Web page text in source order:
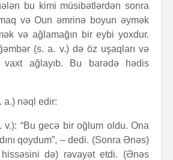
bu kimi müsibətlərdən sonra
və Oun əmrinə boyun əymək
və ağlamağın bir eybi yoxdur.
(s. a. v.) də öz uşaqları və
vaxt ağlayıb. Bu barədə hədis
a.) nəql edir:
v.): “Bu gecə bir oğlum oldu. Ona
qoydum”, – dedi. (Sonra Ənəs)
də) rəvayət etdi. (Ənəs